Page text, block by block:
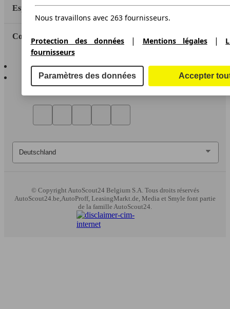
Espace Pro
Contact
AutoScout24 pour Android
© Copyright AutoScout24 Belgium S.A. Tous droits réservés
AutoScout24.be,AutoProff, LeasingMarkt.de, Media et Smyle font partie
de la famille AutoScout24.
Nous travaillons avec 263 fournisseurs.
Protection des données | Mentions légales|
fournisseurs
Paramètres des données Accepter